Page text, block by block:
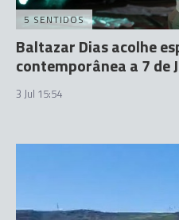
5 SENTIDOS
Baltazar Dias acolhe
contemporânea a 7 de
3 Jul 15:54